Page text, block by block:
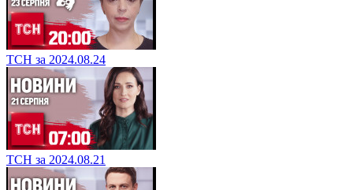
ТСН за 2024.08.24
ТСН за 2024.08.21